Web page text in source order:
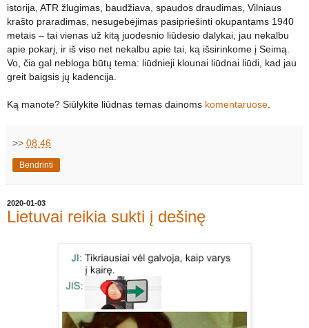
istorija, ATR žlugimas, baudžiava, spaudos draudimas, Vilniaus
krašto praradimas, nesugebėjimas pasipriešinti okupantams 1940
metais – tai vienas už kitą juodesnio liūdesio dalykai, jau nekalbu
apie pokarį, ir iš viso net nekalbu apie tai, ką išsirinkome į Seimą.
Vo, čia gal nebloga būtų tema: liūdnieji klounai liūdnai liūdi, kad jau
greit baigsis jų kadencija.
Ką manote? Siūlykite liūdnas temas dainoms komentaruose
>> 08:46
Bendrinti
2020-01-03
Lietuvai reikia sukti į dešinę